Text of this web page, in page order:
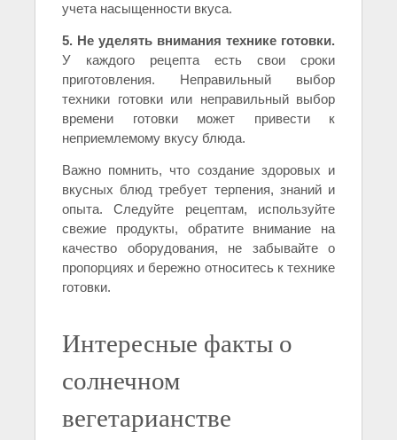
учета насыщенности вкуса.
5. Не уделять внимания технике готовки.
У каждого рецепта есть свои сроки
приготовления. Неправильный выбор
техники готовки или неправильный выбор
времени готовки может привести к
неприемлемому вкусу блюда.
Важно помнить, что создание здоровых и
вкусных блюд требует терпения, знаний и
опыта. Следуйте рецептам, используйте
свежие продукты, обратите внимание на
качество оборудования, не забывайте о
пропорциях и бережно относитесь к технике
готовки.
Интересные факты о
солнечном
вегетарианстве